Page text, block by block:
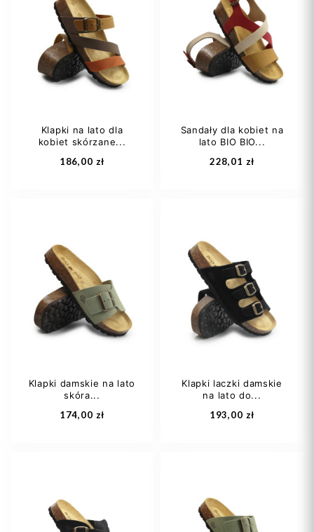
37
39
40 +2
Dodaj do koszyka
38
39
40
Dodaj do koszyka
Klapki na lato dla
kobiet skórzane...
186,00 zł
38
40
Dodaj do koszyka
Sandały dla kobiet na
lato BIO BIO...
228,01 zł
37
40
41
Dodaj do koszyka
Klapki damskie na lato
skóra...
174,00 zł
Klapki laczki damskie
na lato do...
193,00 zł